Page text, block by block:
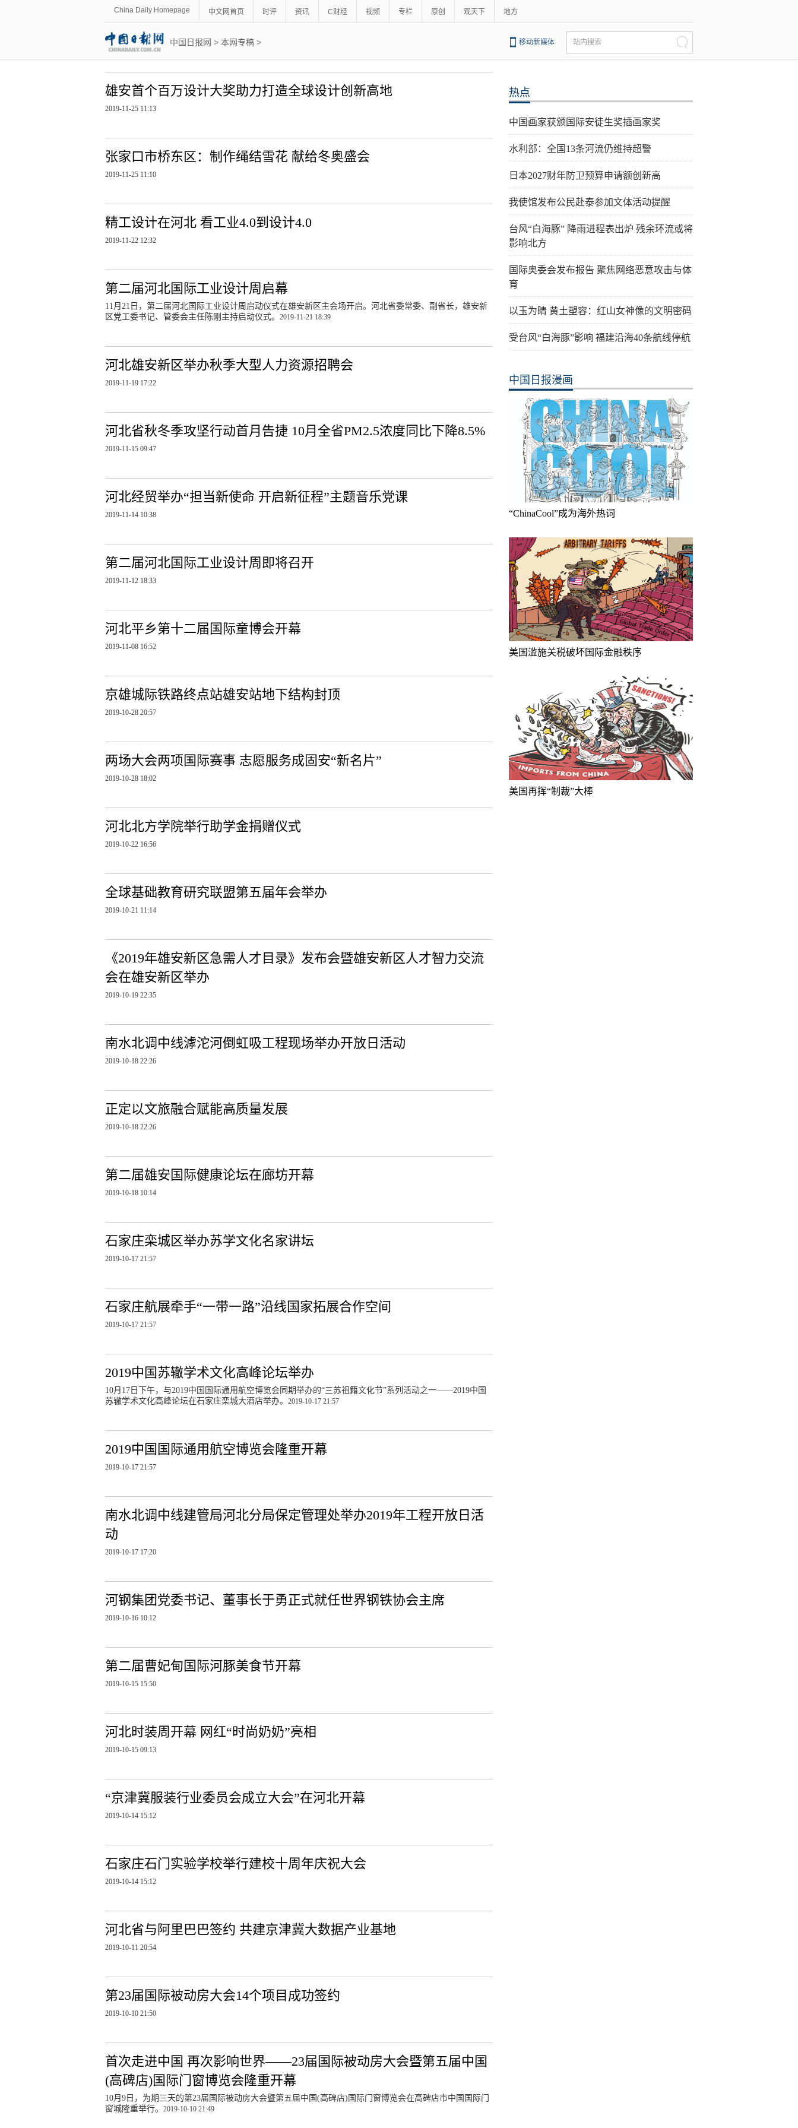
China Daily Homepage 中文网首页 时评 资讯 C财经 视频 专栏 原创 观天下 地方
中国日报网 > 本网专稿> 移动新媒体 站内搜索
雄安首个百万设计大奖助力打造全球设计创新高地
2019-11-25 11:13
张家口市桥东区：制作绳结雪花 献给冬奥盛会
2019-11-25 11:10
精工设计在河北 看工业4.0到设计4.0
2019-11-22 12:32
第二届河北国际工业设计周启幕
11月21日，第二届河北国际工业设计周启动仪式在雄安新区主会场开启。河北省委常委、副省长，雄安新
区党工委书记、管委会主任陈刚主持启动仪式。 2019-11-21 18:39
河北雄安新区举办秋季大型人力资源招聘会
2019-11-19 17:22
河北省秋冬季攻坚行动首月告捷 10月全省PM2.5浓度同比下降8.5%
2019-11-15 09:47
河北经贸举办“担当新使命 开启新征程”主题音乐党课
2019-11-14 10:38
第二届河北国际工业设计周即将召开
2019-11-12 18:33
河北平乡第十二届国际童博会开幕
2019-11-08 16:52
京雄城际铁路终点站雄安站地下结构封顶
2019-10-28 20:57
两场大会两项国际赛事 志愿服务成固安“新名片”
2019-10-28 18:02
河北北方学院举行助学金捐赠仪式
2019-10-22 16:56
全球基础教育研究联盟第五届年会举办
2019-10-21 11:14
《2019年雄安新区急需人才目录》发布会暨雄安新区人才智力交流
会在雄安新区举办
2019-10-19 22:35
南水北调中线滹沱河倒虹吸工程现场举办开放日活动
2019-10-18 22:26
正定以文旅融合赋能高质量发展
2019-10-18 22:26
第二届雄安国际健康论坛在廊坊开幕
2019-10-18 10:14
石家庄栾城区举办苏学文化名家讲坛
2019-10-17 21:57
石家庄航展牵手“一带一路”沿线国家拓展合作空间
2019-10-17 21:57
2019中国苏辙学术文化高峰论坛举办
10月17日下午，与2019中国国际通用航空博览会同期举办的“三苏祖籍文化节”系列活动之一——2019中国
苏辙学术文化高峰论坛在石家庄栾城大酒店举办。 2019-10-17 21:57
2019中国国际通用航空博览会隆重开幕
2019-10-17 21:57
南水北调中线建管局河北分局保定管理处举办2019年工程开放日活
动
2019-10-17 17:20
河钢集团党委书记、董事长于勇正式就任世界钢铁协会主席
2019-10-16 10:12
第二届曹妃甸国际河豚美食节开幕
2019-10-15 15:50
河北时装周开幕 网红“时尚奶奶”亮相
2019-10-15 09:13
“京津冀服装行业委员会成立大会”在河北开幕
2019-10-14 15:12
石家庄石门实验学校举行建校十周年庆祝大会
2019-10-14 15:12
河北省与阿里巴巴签约 共建京津冀大数据产业基地
2019-10-11 20:54
第23届国际被动房大会14个项目成功签约
2019-10-10 21:50
首次走进中国 再次影响世界——23届国际被动房大会暨第五届中国
(高碑店)国际门窗博览会隆重开幕
10月9日，为期三天的第23届国际被动房大会暨第五届中国(高碑店)国际门窗博览会在高碑店市中国国际门
窗城隆重举行。 2019-10-10 21:49
热点
中国画家获颁国际安徒生奖插画家奖
水利部：全国13条河流仍维持超警
日本2027财年防卫预算申请额创新高
我使馆发布公民赴泰参加文体活动提醒
台风“白海豚” 降雨进程表出炉 残余环流或将
影响北方
国际奥委会发布报告 聚焦网络恶意攻击与体
育
以玉为睛 黄土塑容：红山女神像的文明密码
受台风“白海豚”影响 福建沿海40条航线停航
中国日报漫画
“ChinaCool”成为海外热词
美国滥施关税破坏国际金融秩序
美国再挥“制裁”大棒